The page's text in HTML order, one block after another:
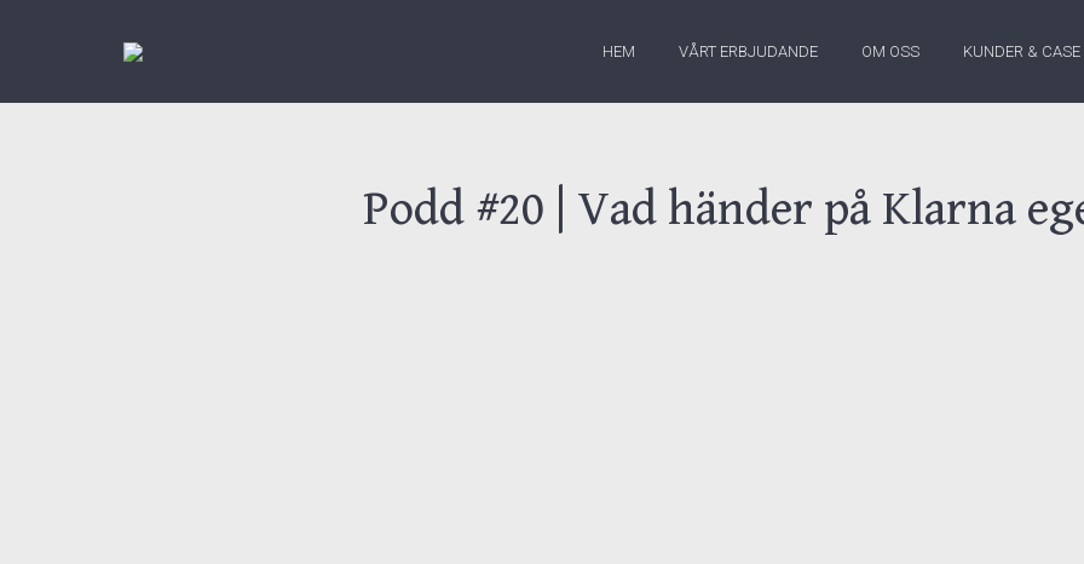
HEM VÅRT ERBJUDANDE OM OSS KUNDER & CASE
Podd #20 | Vad händer på Klarna